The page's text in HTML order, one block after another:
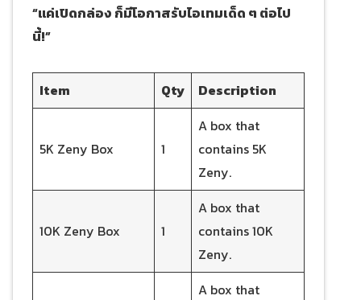
“แค่เปิดกล่อง ก็มีโอกาสรับไอเทมเด็ด ๆ ต่อไป
นี้!”
Item Qty Description
5K Zeny Box 1
A box that
contains 5K
Zeny.
10K Zeny Box 1
A box that
contains 10K
Zeny.
A box that